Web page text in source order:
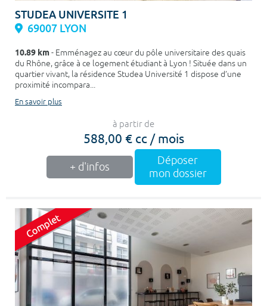
STUDEA UNIVERSITE 1
69007 LYON
10.89 km- Emménagez au cœur du pôle universitaire des quais
du Rhône, grâce à ce logement étudiant à Lyon ! Située dans un
quartier vivant, la résidence Studea Université 1 dispose d’une
proximité incompara...
En savoir plus
à partir de
588,00 € cc / mois
+ d'infos
Déposer
mon dossier